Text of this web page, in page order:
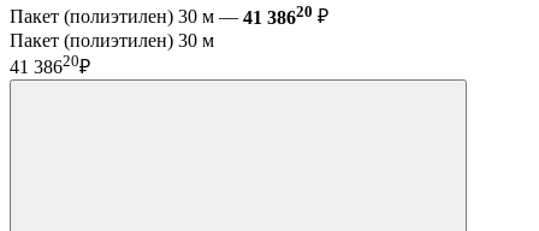
Пакет (полиэтилен) 30 м — 41 38620 ₽
Пакет (полиэтилен) 30 м
41 38620₽